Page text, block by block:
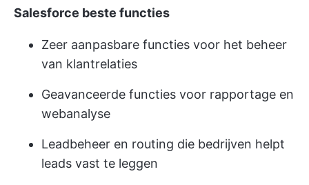
Salesforce beste functies
Zeer aanpasbare functies voor het beheer
van klantrelaties
Geavanceerde functies voor rapportage en
webanalyse
Leadbeheer en routing die bedrijven helpt
leads vast te leggen